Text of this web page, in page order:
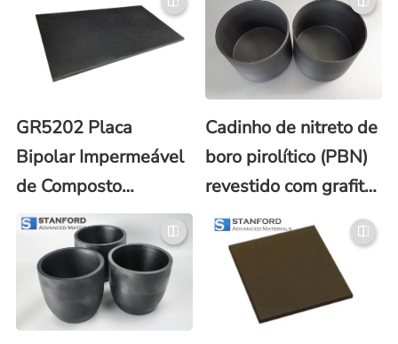
GR5202 Placa
Bipolar Impermeável
de Composto
Moldado a Granel
(BMC)
Cadinho de nitreto de
boro pirolítico (PBN)
revestido com grafite
pirolítico (PG)
BN5749
(Descontinuado)